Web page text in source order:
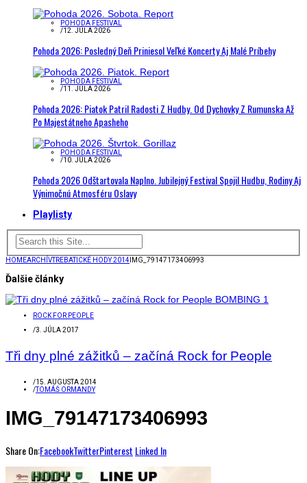
POHODA FESTIVAL
/12. JÚLA 2026
Pohoda 2026: Posledný Deň Priniesol Veľké Koncerty Aj Malé Príbehy
POHODA FESTIVAL
/11. JÚLA 2026
Pohoda 2026: Piatok Patril Radosti Z Hudby. Od Dychovky Z Rumunska Až
Po Majestátneho Apasheho
POHODA FESTIVAL
/10. JÚLA 2026
Pohoda 2026 Odštartovala Naplno. Jubilejný Festival Spojil Hudbu, Rodiny Aj
Výnimočnú Atmosféru Oslavy
Playlisty
HOMEARCHÍVTREBATICKÉ HODY 2014 IMG_79147173406993
Ďalšie články
ROCK FOR PEOPLE
/3. JÚLA 2017
Tři dny plné zážitků – začíná Rock for People
/15. AUGUSTA 2014
/TOMÁŠ ORMANDY
IMG_79147173406993
Share On:FacebookTwitterPinterest Linked In